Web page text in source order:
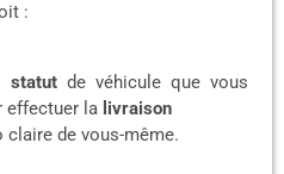
:
statutde véhicule que vous
effectuer la livraison
claire de vous-même.